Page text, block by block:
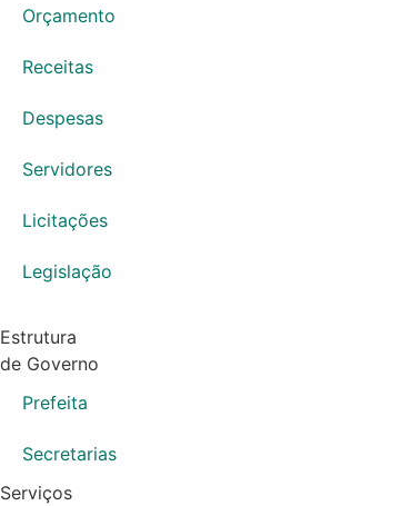
Orçamento
Receitas
Despesas
Servidores
Licitações
Legislação
Estrutura
de Governo
Prefeita
Secretarias
Serviços